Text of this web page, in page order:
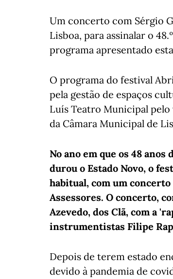
Um concerto com Sérgio
Lisboa, para assinalar o
programa apresentado
O programa do festival
pela gestão de espaços
Luís Teatro Municipal
da Câmara Municipal de
No ano em que os 48 anos
durou o Estado Novo, o
habitual, com um concerto
Assessores. O concerto,
Azevedo, dos Clã, com a
instrumentistas Filipe
Depois de terem estado
devido à pandemia de